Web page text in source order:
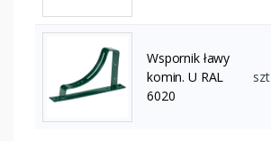
Wspornik ławy
komin. U RAL
6020
szt